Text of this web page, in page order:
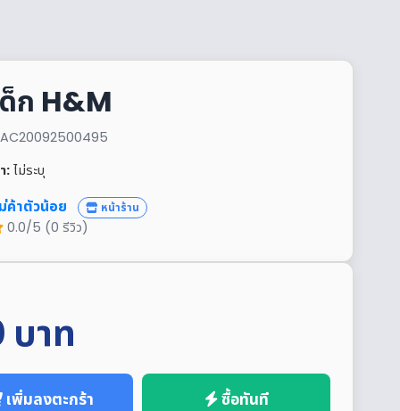
ด็ก H&M
AC20092500495
: ไม่ระบุ
ค้าตัวน้อย หน้าร้าน
0.0/5 (0 รีวิว)
บาท
เพิ่มลงตะกร้า ซื้อทันที